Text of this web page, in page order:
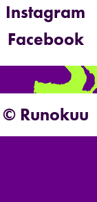
Instagram
Facebook
© Runokuu